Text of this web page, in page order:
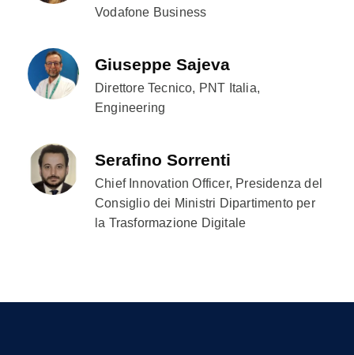
Vodafone Business
Giuseppe Sajeva
Direttore Tecnico, PNT Italia,
Engineering
Serafino Sorrenti
Chief Innovation Officer, Presidenza del
Consiglio dei Ministri Dipartimento per
la Trasformazione Digitale